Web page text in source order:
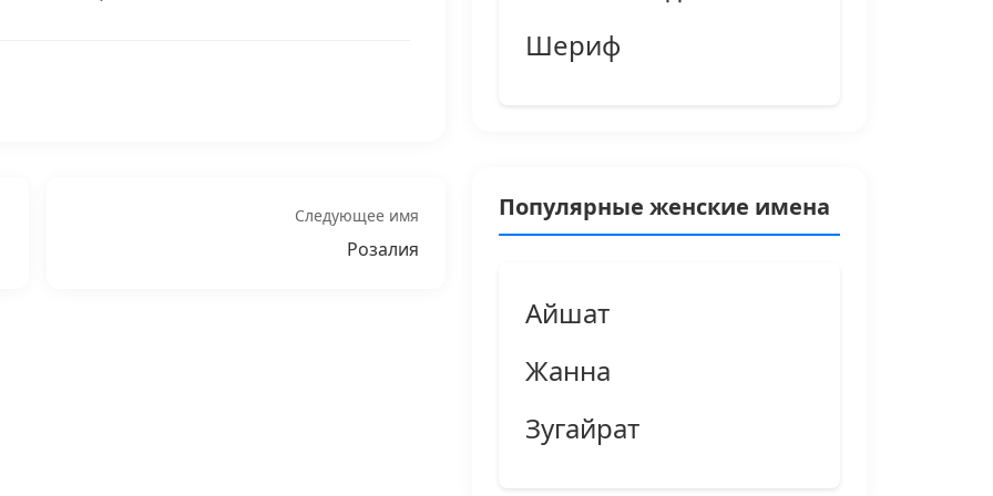
Следующее имя
Розалия
Шериф
Популярные женские имена
Айшат
Жанна
Зугайрат